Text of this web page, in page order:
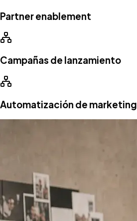
Partner enablement
Campañas de lanzamiento
Automatización de marketing